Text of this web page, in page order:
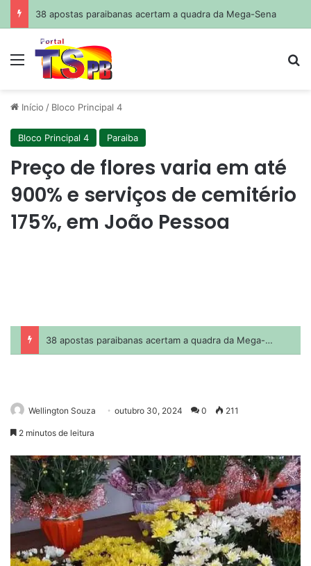
Menu
Início / Bloco Principal 4
Bloco Principal 4 Paraiba
Preço de flores varia em até
900% e serviços de cemitério
175%, em João Pessoa
Wellington Souza outubro 30, 2024 0 211
2 minutos de leitura